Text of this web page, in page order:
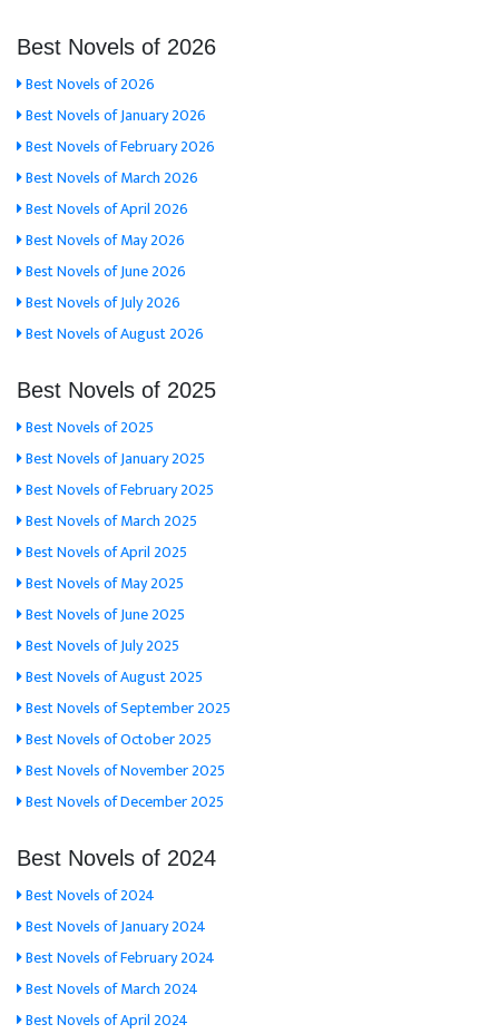
Best Novels of 2026
Best Novels of 2026
Best Novels of January 2026
Best Novels of February 2026
Best Novels of March 2026
Best Novels of April 2026
Best Novels of May 2026
Best Novels of June 2026
Best Novels of July 2026
Best Novels of August 2026
Best Novels of 2025
Best Novels of 2025
Best Novels of January 2025
Best Novels of February 2025
Best Novels of March 2025
Best Novels of April 2025
Best Novels of May 2025
Best Novels of June 2025
Best Novels of July 2025
Best Novels of August 2025
Best Novels of September 2025
Best Novels of October 2025
Best Novels of November 2025
Best Novels of December 2025
Best Novels of 2024
Best Novels of 2024
Best Novels of January 2024
Best Novels of February 2024
Best Novels of March 2024
Best Novels of April 2024